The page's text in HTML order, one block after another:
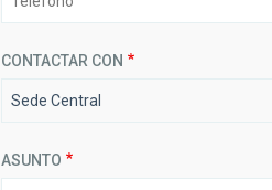
CONTACTAR CON
Sede Central
ASUNTO